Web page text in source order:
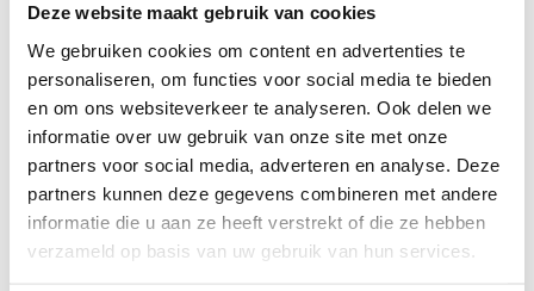
Deze website maakt gebruik van cookies
We gebruiken cookies om content en advertenties te
personaliseren, om functies voor social media te bieden
en om ons websiteverkeer te analyseren. Ook delen we
informatie over uw gebruik van onze site met onze
partners voor social media, adverteren en analyse. Deze
partners kunnen deze gegevens combineren met andere
informatie die u aan ze heeft verstrekt of die ze hebben
verzameld op basis van uw gebruik van hun services.
Slaapcoach
Wat je niet moet doen om
goed te slapen -
Slaapboekje
Slaapcoach
Gratis Somnio Slaaptest
Vergelijk